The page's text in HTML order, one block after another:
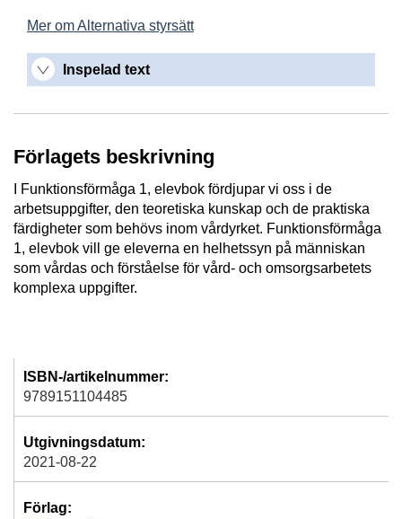
Mer om Alternativa styrsätt
Inspelad text
Förlagets beskrivning
I Funktionsförmåga 1, elevbok fördjupar vi oss i de
arbetsuppgifter, den teoretiska kunskap och de praktiska
färdigheter som behövs inom vårdyrket. Funktionsförmåga
1, elevbok vill ge eleverna en helhetssyn på människan
som vårdas och förståelse för vård- och omsorgsarbetets
komplexa uppgifter.
ISBN-/artikelnummer:
9789151104485
Utgivningsdatum:
2021-08-22
Förlag: